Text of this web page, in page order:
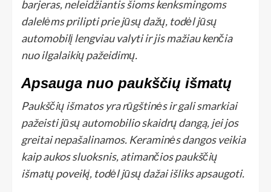
barjeras, neleidžiantis šioms kenksmingoms
dalelėms prilipti prie jūsų dažų, todėl jūsų
automobilį lengviau valyti ir jis mažiau kenčia
nuo ilgalaikių pažeidimų.
Apsauga nuo paukščių išmatų
Paukščių išmatos yra rūgštinės ir gali smarkiai
pažeisti jūsų automobilio skaidrų dangą, jei jos
greitai nepašalinamos. Keraminės dangos veikia
kaip aukos sluoksnis, atimančios paukščių
išmatų poveikį, todėl jūsų dažai išliks apsaugoti.